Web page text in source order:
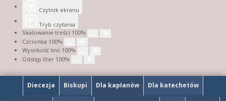
Czytnik ekranu
Tryb czytania
Skalowanie treści 100%
Czcionka 100%
Wysokość linii 100%
Odstęp liter 100%
Diecezja Biskupi Dla kapłanów Dla katechetów